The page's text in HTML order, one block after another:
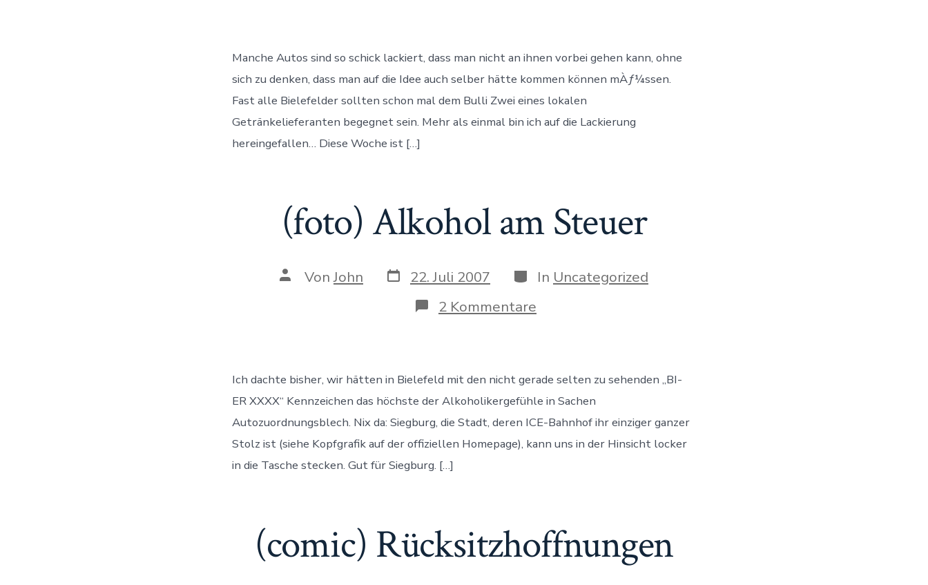
Manche Autos sind so schick lackiert, dass man nicht an ihnen vorbei gehen kann, ohne
sich zu denken, dass man auf die Idee auch selber hätte kommen können mÀƒ¼ssen.
Fast alle Bielefelder sollten schon mal dem Bulli Zwei eines lokalen
Getränkelieferanten begegnet sein. Mehr als einmal bin ich auf die Lackierung
hereingefallen… Diese Woche ist […]
(foto) Alkohol am Steuer
AutorVonJohn Datum
des
Beitrags
22. Juli 2007 Kategorien
In Uncategorized
2 Kommentare
(foto)
Ich dachte bisher, wir hätten in Bielefeld mit den nicht gerade selten zu sehenden „BI-
ER XXXX“ Kennzeichen das höchste der Alkoholikergefühle in Sachen
Autozuordnungsblech. Nix da: Siegburg, die Stadt, deren ICE-Bahnhof ihr einziger ganzer
Stolz ist (siehe Kopfgrafik auf der offiziellen Homepage), kann uns in der Hinsicht locker
in die Tasche stecken. Gut für Siegburg. […]
(comic) Rücksitzhoffnungen